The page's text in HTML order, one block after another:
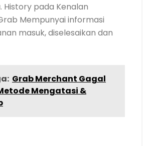
History pada Kenalan
Mempunyai informasi
masuk, diselesaikan dan
Grab Merchant Gagal
Mengatasi &